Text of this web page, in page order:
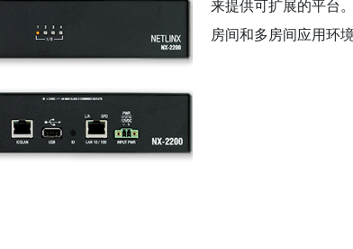
来提供可扩展的平台
房间和多房间应用环